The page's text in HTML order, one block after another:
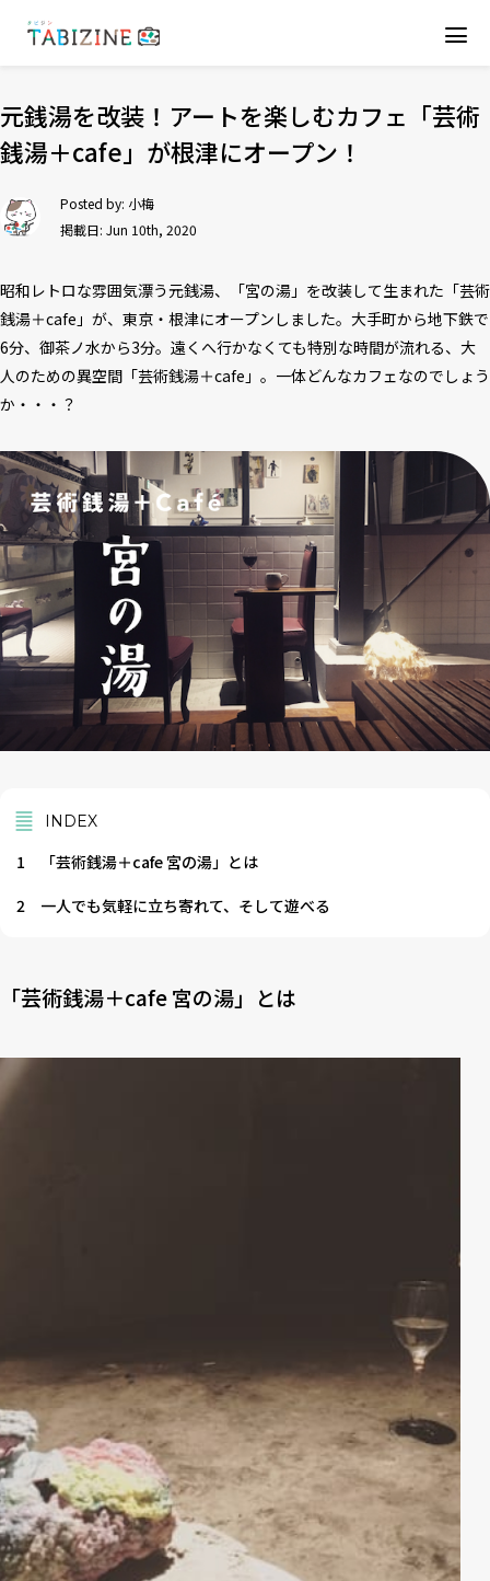
元銭湯を改装！アートを楽しむカフェ「芸術
銭湯＋cafe」が根津にオープン！
Posted by: 小梅
掲載日: Jun 10th, 2020
昭和レトロな雰囲気漂う元銭湯、「宮の湯」を改装して生まれた「芸術
銭湯＋cafe」が、東京・根津にオープンしました。大手町から地下鉄で
6分、御茶ノ水から3分。遠くへ行かなくても特別な時間が流れる、大
人のための異空間「芸術銭湯＋cafe」。一体どんなカフェなのでしょう
か・・・？
INDEX
1
「芸術銭湯＋cafe 宮の湯」とは
2
一人でも気軽に立ち寄れて、そして遊べる
「芸術銭湯＋cafe 宮の湯」とは